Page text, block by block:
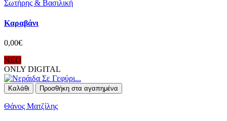
Σωτήρης & Βασιλική
Καραβάνι
0,00€
ΝΕΟ
ONLY DIGITAL
Καλάθι Προσθήκη στα αγαπημένα
Θάνος Ματζίλης